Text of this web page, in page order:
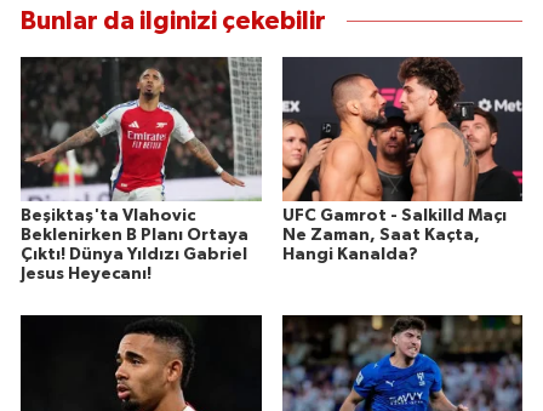
Bunlar da ilginizi çekebilir
Beşiktaş'ta Vlahovic
Beklenirken B Planı Ortaya
Çıktı! Dünya Yıldızı Gabriel
Jesus Heyecanı!
UFC Gamrot - Salkilld Maçı
Ne Zaman, Saat Kaçta,
Hangi Kanalda?